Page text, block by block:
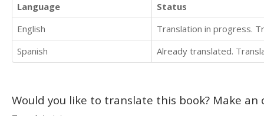
Language
Status
English
Translation in progress.
Spanish
Already translated.
Would you like to translate this book? Make